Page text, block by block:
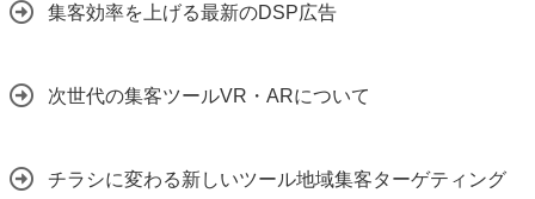
集客効率を上げる最新のDSP広告
次世代の集客ツールVR・ARについて
チラシに変わる新しいツール地域集客ターゲティング